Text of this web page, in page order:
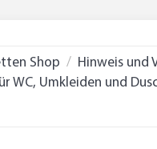
Shop Hinweis und
WC, Umkleiden und